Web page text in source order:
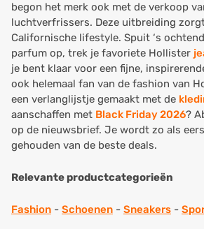
begon het merk ook met de verkoop
luchtverfrissers. Deze uitbreiding
Californische lifestyle. Spuit ‘s
parfum op, trek je favoriete Hollister
je bent klaar voor een fijne,
ook helemaal fan van de fashion van
een verlanglijstje gemaakt met de
aanschaffen met Black Friday 2026?
op de nieuwsbrief. Je wordt zo als
gehouden van de beste deals.
Relevante productcategorieën
Fashion - Schoenen - Sneakers -